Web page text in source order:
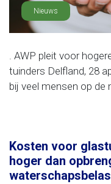
Nieuws
. AWP pleit voor
tuinders Delfland, 28
bij veel mensen op de
Kosten voor
hoger dan